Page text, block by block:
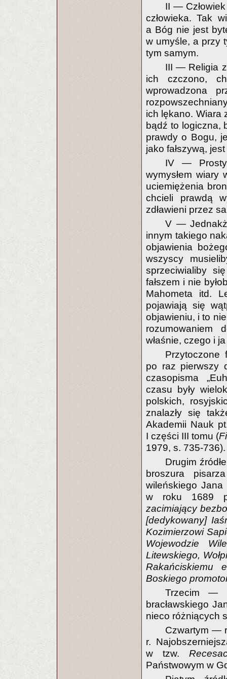
II —
człowieka. Tak
a Bóg nie jest
w umyśle, a przy
tym samym.
III — Religia
ich czczono,
wprowadzona
ich lękano. Wiara
bądź to logiczna,
prawdy o Bogu,
jako fałszywą,
IV — Prosty
wymysłem wiary
uciemiężenia
chcieli prawdą
zdławieni przez
V —
innym takiego
objawienia
wszyscy
sprzeciwialiby
fałszem i nie
Mahometa itd.
pojawiają się
objawieniu, i to
rozumowaniem
właśnie, czego i
Przytoczone
po raz pierwszy
czasopisma
czasu były
polskich,
znalazły się
Akademii Nauk
I części III tomu (
1979, s. 735-736).
Drugim
broszura
wileńskiego Jana
w roku 1689
zacimiający
[dedykowany]
Kozimierzowi
Wojewodzie
Litewskiego,
Rakańciskiemu
Boskiego
Trzecim —
bracławskiego
nieco różniących
Czwartym —
r.
w tzw.
Państwowym w